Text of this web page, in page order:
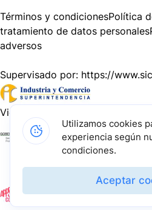
Términos y condicionesPolítica
tratamiento de datos personales
adversos
Supervisado por: https://
Vigilado por:
Gracias a nuestros
solución tecnológica más
desafíos farmacéuticos de la
Utilizamos cookies
experiencia según
condiciones.
Aceptar